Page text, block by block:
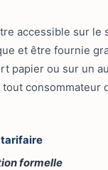
accessible sur le
et être fournie
papier ou sur un
tout consommateur
tarifaire
formelle